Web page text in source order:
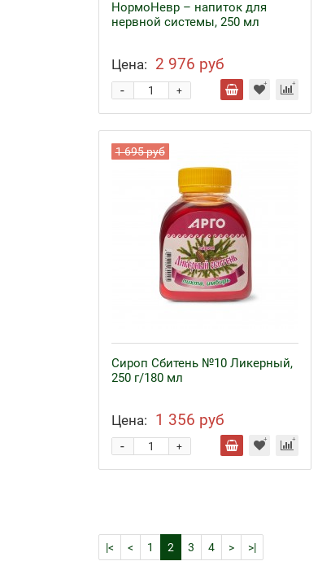
НормоНевр – напиток для
нервной системы, 250 мл
Цена: 2 976 руб
+
-
1 695 руб
Сироп Сбитень №10 Ликерный,
250 г/180 мл
Цена: 1 356 руб
+
-
|< < 1 2 3 4 > >|